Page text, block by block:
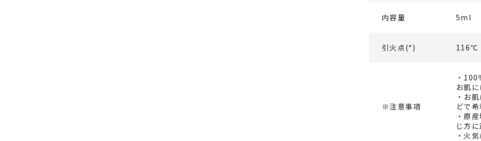
内容量 5ml
引火点(*) 116℃
※注意事項
・
お肌
・お
どで
・原
じ方
・火